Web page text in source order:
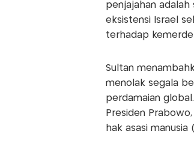
penjajahan adalah
eksistensi Israel
terhadap
Sultan
menolak segala
perdamaian
Presiden
hak asasi manusia